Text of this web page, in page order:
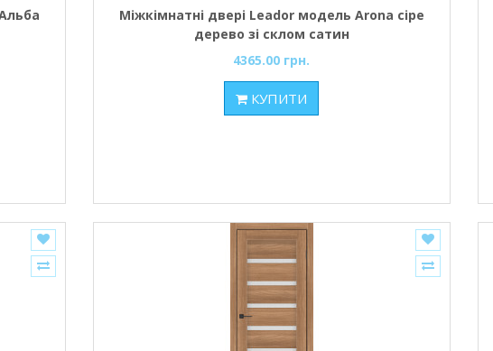
Міжкімнатні двері Leador модель Arona сіре
дерево зі склом сатин
4365.00 грн.
КУПИТИ